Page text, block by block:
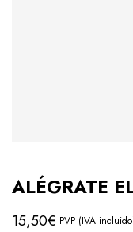
ALÉGRATE
15,50€ PVP (IVA